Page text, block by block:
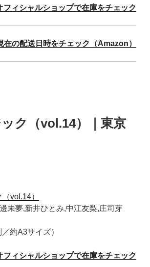
フィシャルショップで在庫をチェック
在の配送日時をチェック（Amazon）
ク（vol.14）｜東京
vol.14）
未夢,新井ひとみ,中江友梨,庄司芽
約A3サイズ）
フィシャルショップで在庫をチェック